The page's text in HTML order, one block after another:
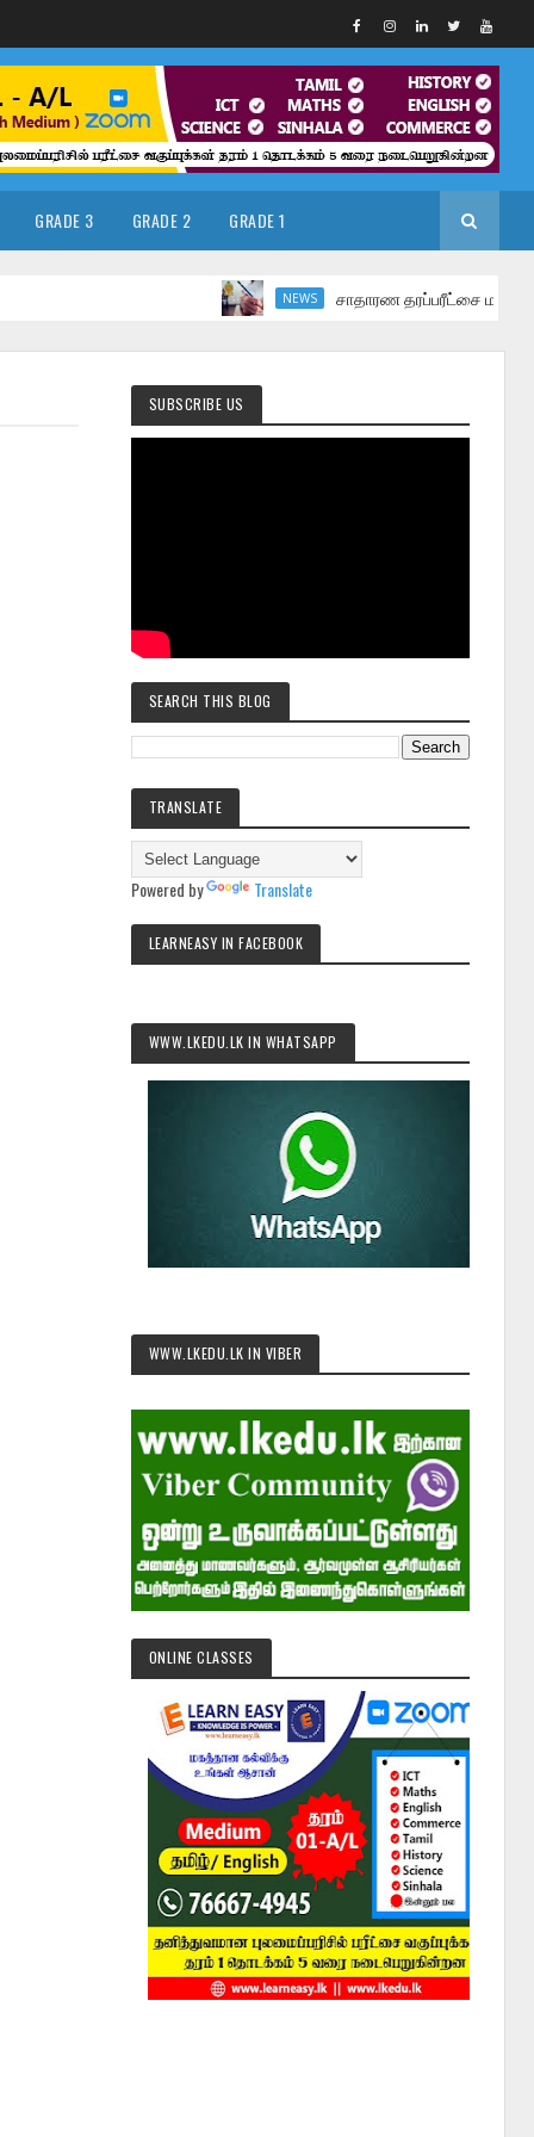
GRADE 3 GRADE 2 GRADE 1
NEWS சாதாரண தரப்பரீட்சை மார்ச் மாதத்தில்
SUBSCRIBE US
SEARCH THIS BLOG
TRANSLATE
Powered by Translate
LEARNEASY IN FACEBOOK
WWW.LKEDU.LK IN WHATSAPP
WWW.LKEDU.LK IN VIBER
ONLINE CLASSES